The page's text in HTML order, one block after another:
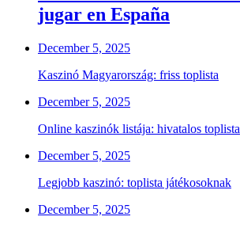
jugar en España
December 5, 2025
Kaszinó Magyarország: friss toplista
December 5, 2025
Online kaszinók listája: hivatalos toplista
December 5, 2025
Legjobb kaszinó: toplista játékosoknak
December 5, 2025